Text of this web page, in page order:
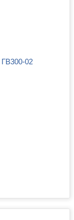
ГВ300-02